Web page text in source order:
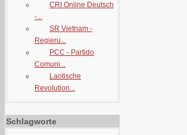
CRI Online Deutsch
-...
SR Vietnam -
Regieru...
PCC - Partido
Comuni...
Laotische
Revolution...
Schlagworte